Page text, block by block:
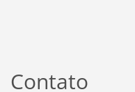
Contato